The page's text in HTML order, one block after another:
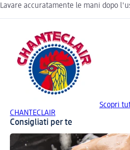
Lavare accuratamente le mani dopo
Scopri
CHANTECLAIR
Consigliati per te